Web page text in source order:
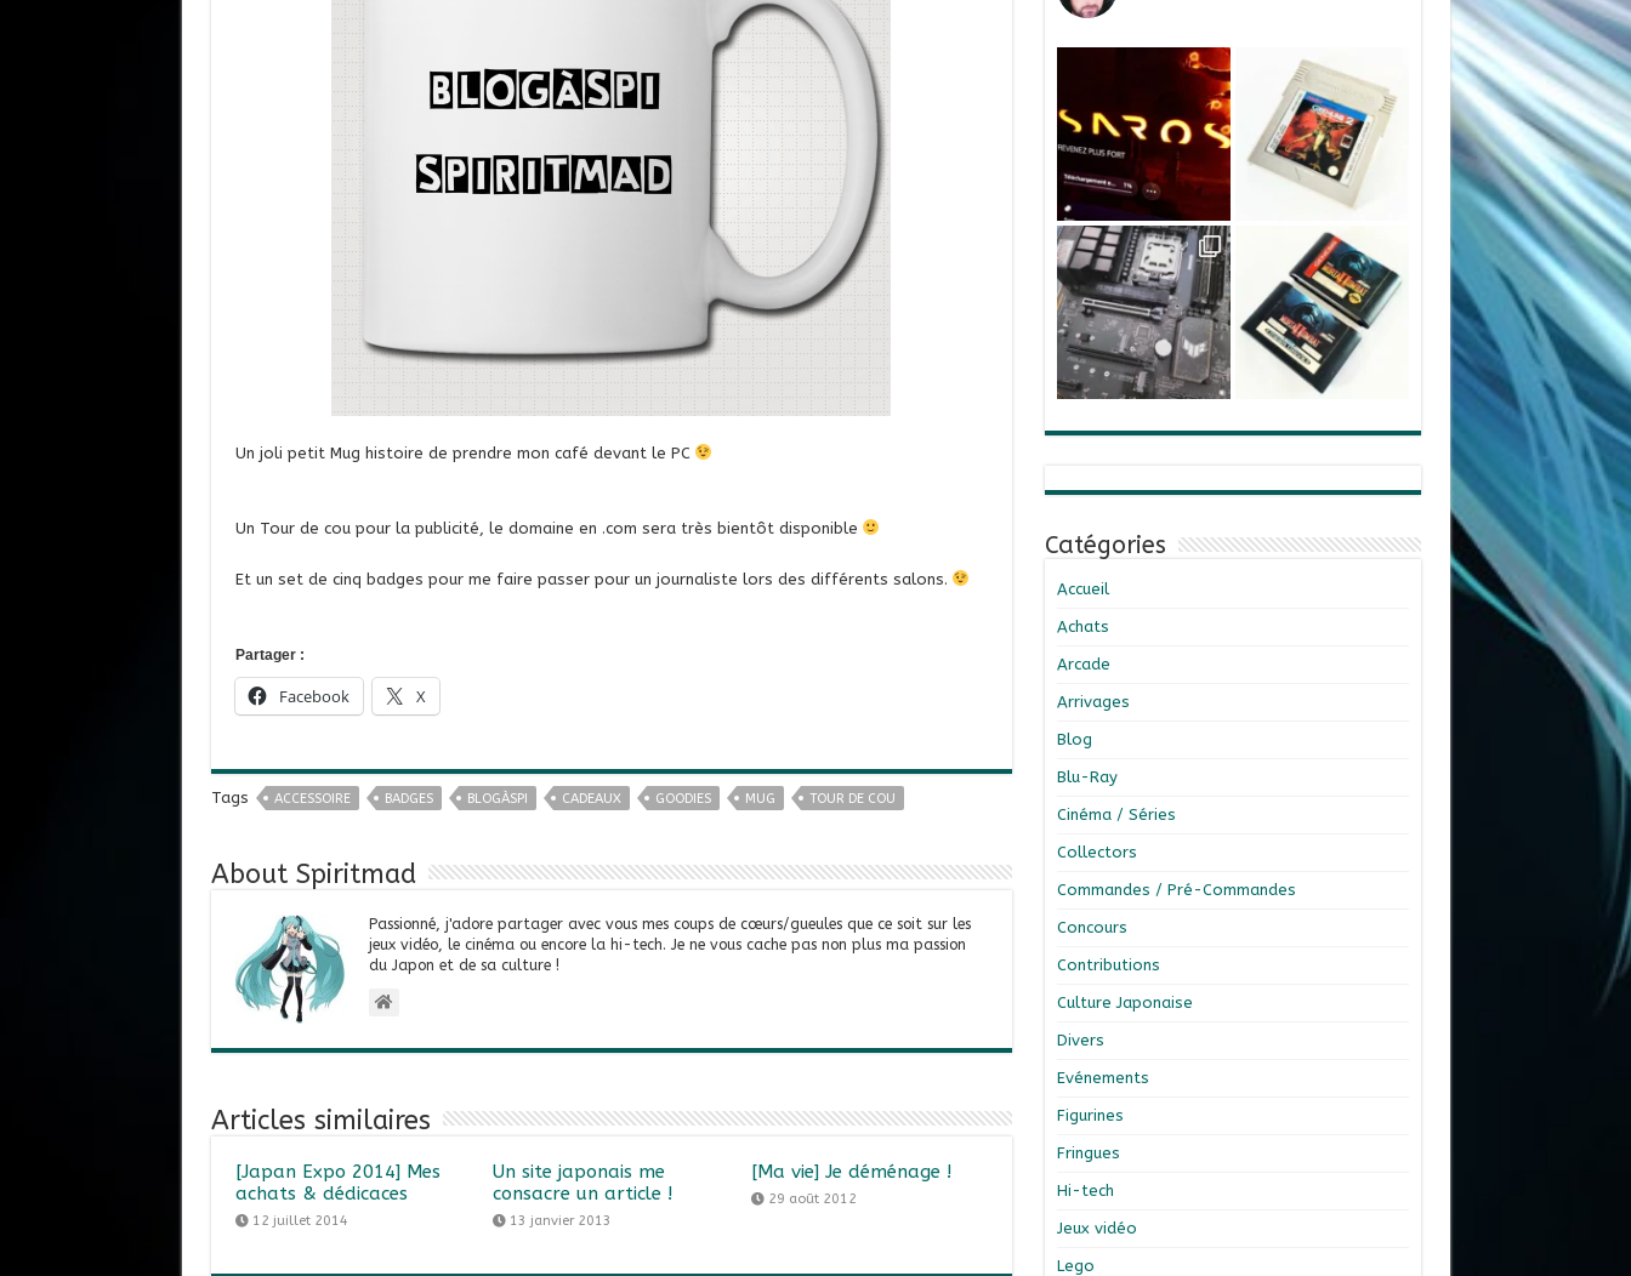
Un joli petit Mug histoire de prendre mon café devant le PC
Un Tour de cou pour la publicité, le domaine en .com sera très bientôt disponible
Et un set de cinq badges pour me faire passer pour un journaliste lors des différents salons.
Partager :
Facebook X
Tags ACCESSOIRE BADGES BLOGÀSPI CADEAUX GOODIES MUG TOUR DE COU
About Spiritmad
Passionné, j'adore partager avec vous mes coups de cœurs/gueules que ce soit sur les
jeux vidéo, le cinéma ou encore la hi-tech. Je ne vous cache pas non plus ma passion
du Japon et de sa culture !
Articles similaires
[Japan Expo 2014] Mes
achats & dédicaces
12 juillet 2014
Un site japonais me
consacre un article !
13 janvier 2013
[Ma vie] Je déménage !
29 août 2012
Catégories
Accueil
Achats
Arcade
Arrivages
Blog
Blu-Ray
Cinéma / Séries
Collectors
Commandes / Pré-Commandes
Concours
Contributions
Culture Japonaise
Divers
Evénements
Figurines
Fringues
Hi-tech
Jeux vidéo
Lego